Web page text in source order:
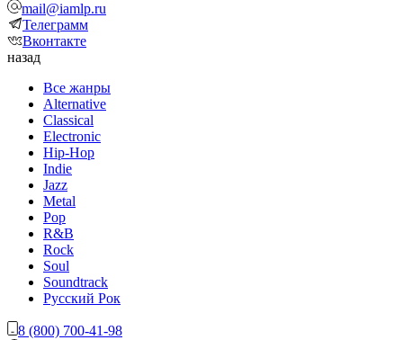
mail@iamlp.ru
Телеграмм
Вконтакте
назад
Все жанры
Alternative
Classical
Electronic
Hip-Hop
Indie
Jazz
Metal
Pop
R&B
Rock
Soul
Soundtrack
Русский Рок
8 (800) 700-41-98